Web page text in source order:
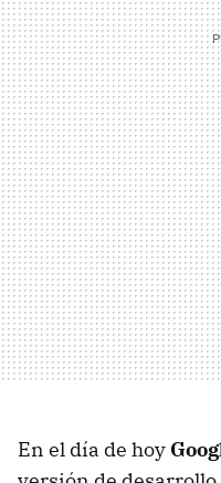
En el día de hoy